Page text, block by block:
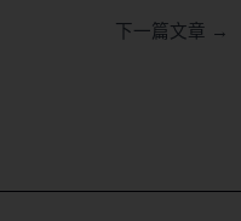
下一篇文章 →